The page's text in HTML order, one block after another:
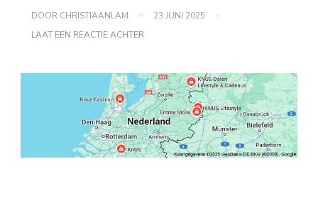
DOOR CHRISTIAANLAM
23 JUNI 2025
LAAT EEN REACTIE ACHTER
MET
KNHUS
LIFESTYLE